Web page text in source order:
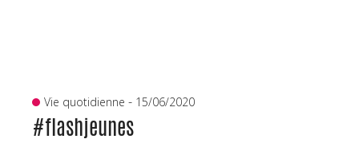
Vie quotidienne - 15/06/2020
#flashjeunes